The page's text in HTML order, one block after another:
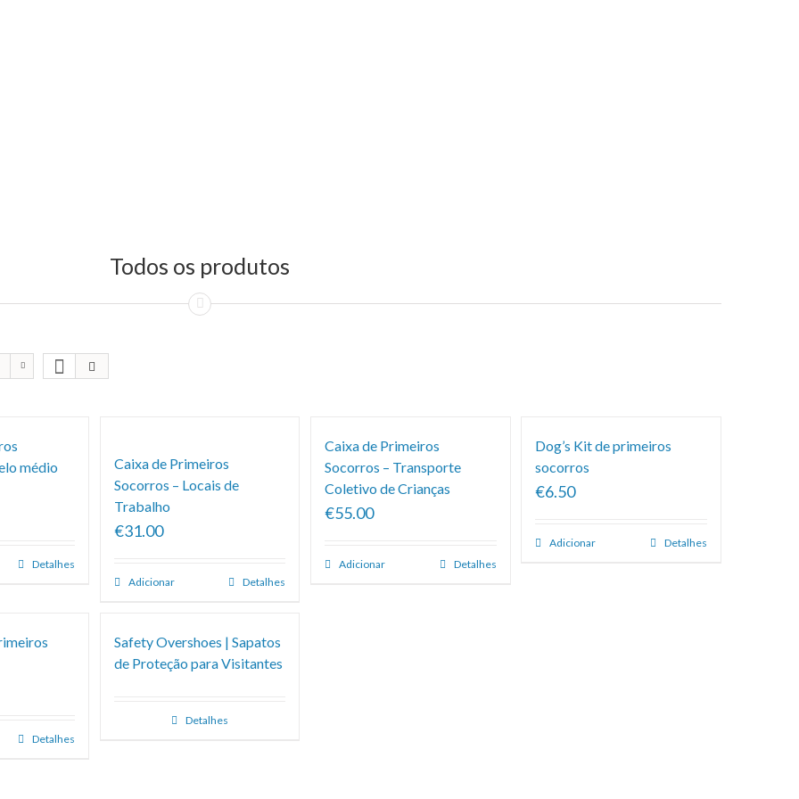
Todos os produtos
médio
Detalhes
Caixa de Primeiros
Socorros – Locais de
Trabalho
€31.00
Adicionar Detalhes
Caixa de Primeiros
Socorros – Transporte
Coletivo de Crianças
€55.00
Adicionar Detalhes
Dog’s Kit de primeiros
socorros
€6.50
Adicionar Detalhes
Detalhes
Safety Overshoes | Sapatos
de Proteção para Visitantes
Detalhes